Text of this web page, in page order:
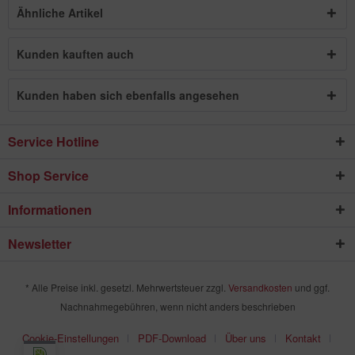
Ähnliche Artikel
Kunden kauften auch
Kunden haben sich ebenfalls angesehen
Service Hotline
Shop Service
Informationen
Newsletter
* Alle Preise inkl. gesetzl. Mehrwertsteuer zzgl. Versandkosten und ggf.
Nachnahmegebühren, wenn nicht anders beschrieben
Cookie-Einstellungen PDF-Download Über uns Kontakt